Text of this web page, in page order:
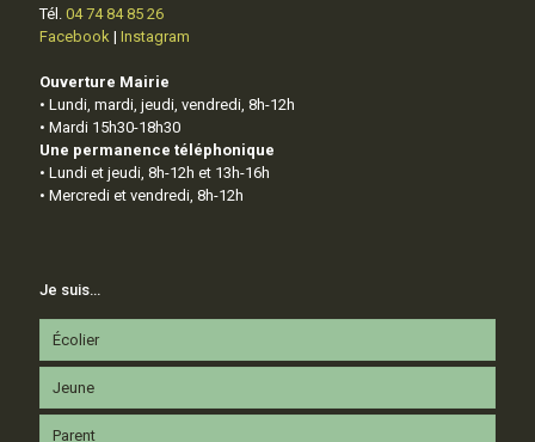
Tél. 04 74 84 85 26
Facebook | Instagram
Ouverture Mairie
• Lundi, mardi, jeudi, vendredi, 8h-12h
• Mardi 15h30-18h30
Une permanence téléphonique
• Lundi et jeudi, 8h-12h et 13h-16h
• Mercredi et vendredi, 8h-12h
Je suis…
Écolier
Jeune
Parent